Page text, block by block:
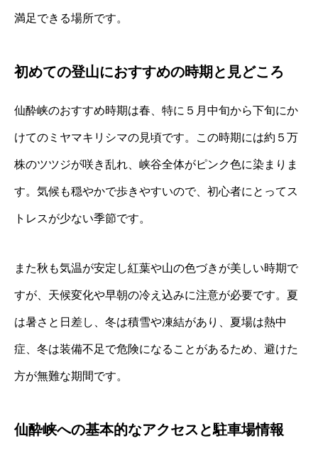
満足できる場所です。
初めての登山におすすめの時期と見どころ
仙酔峡のおすすめ時期は春、特に５月中旬から下旬にか
けてのミヤマキリシマの見頃です。この時期には約５万
株のツツジが咲き乱れ、峡谷全体がピンク色に染まりま
す。気候も穏やかで歩きやすいので、初心者にとってス
トレスが少ない季節です。
また秋も気温が安定し紅葉や山の色づきが美しい時期で
すが、天候変化や早朝の冷え込みに注意が必要です。夏
は暑さと日差し、冬は積雪や凍結があり、夏場は熱中
症、冬は装備不足で危険になることがあるため、避けた
方が無難な期間です。
仙酔峡への基本的なアクセスと駐車場情報